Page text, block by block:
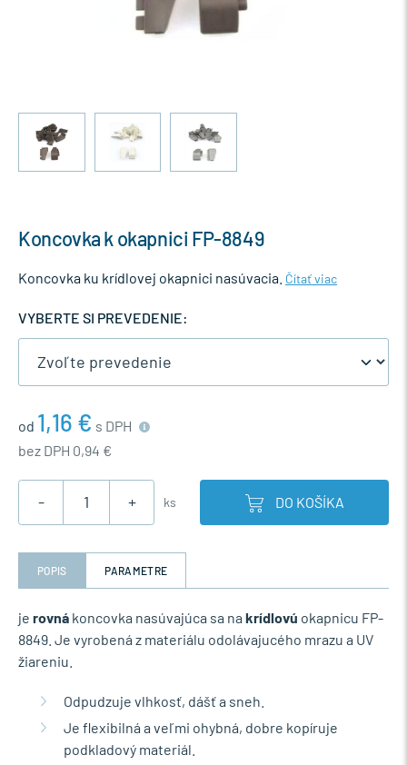
Koncovka k okapnici FP-8849
Koncovka ku krídlovej okapnici nasúvacia. Čítať viac
VYBERTE SI PREVEDENIE:
od 1,16 € s DPH
bez DPH 0,94 €
- + ks DO KOŠÍKA
POPIS PARAMETRE
je rovná koncovka nasúvajúca sa na krídlovú okapnicu FP-
8849. Je vyrobená z materiálu odolávajucého mrazu a UV
žiareniu.
Odpudzuje vlhkosť, dášť a sneh.
Je flexibilná a veľmi ohybná, dobre kopíruje
podkladový materiál.